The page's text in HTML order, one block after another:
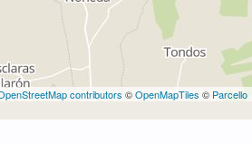
contributors ©OpenMapTiles © Parcello